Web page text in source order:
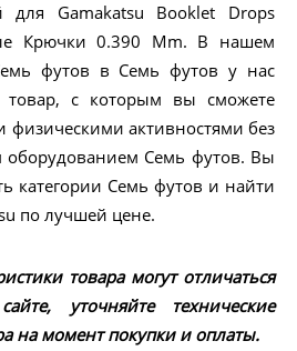
для Gamakatsu Booklet Drops
Крючки 0.390 Mm. В нашем
футов в Семь футов у нас
с которым вы сможете
физическими активностями без
оборудованием Семь футов. Вы
категории Семь футов и найти
по лучшей цене.
товара могут отличаться
уточняйте технические
на момент покупки и оплаты.